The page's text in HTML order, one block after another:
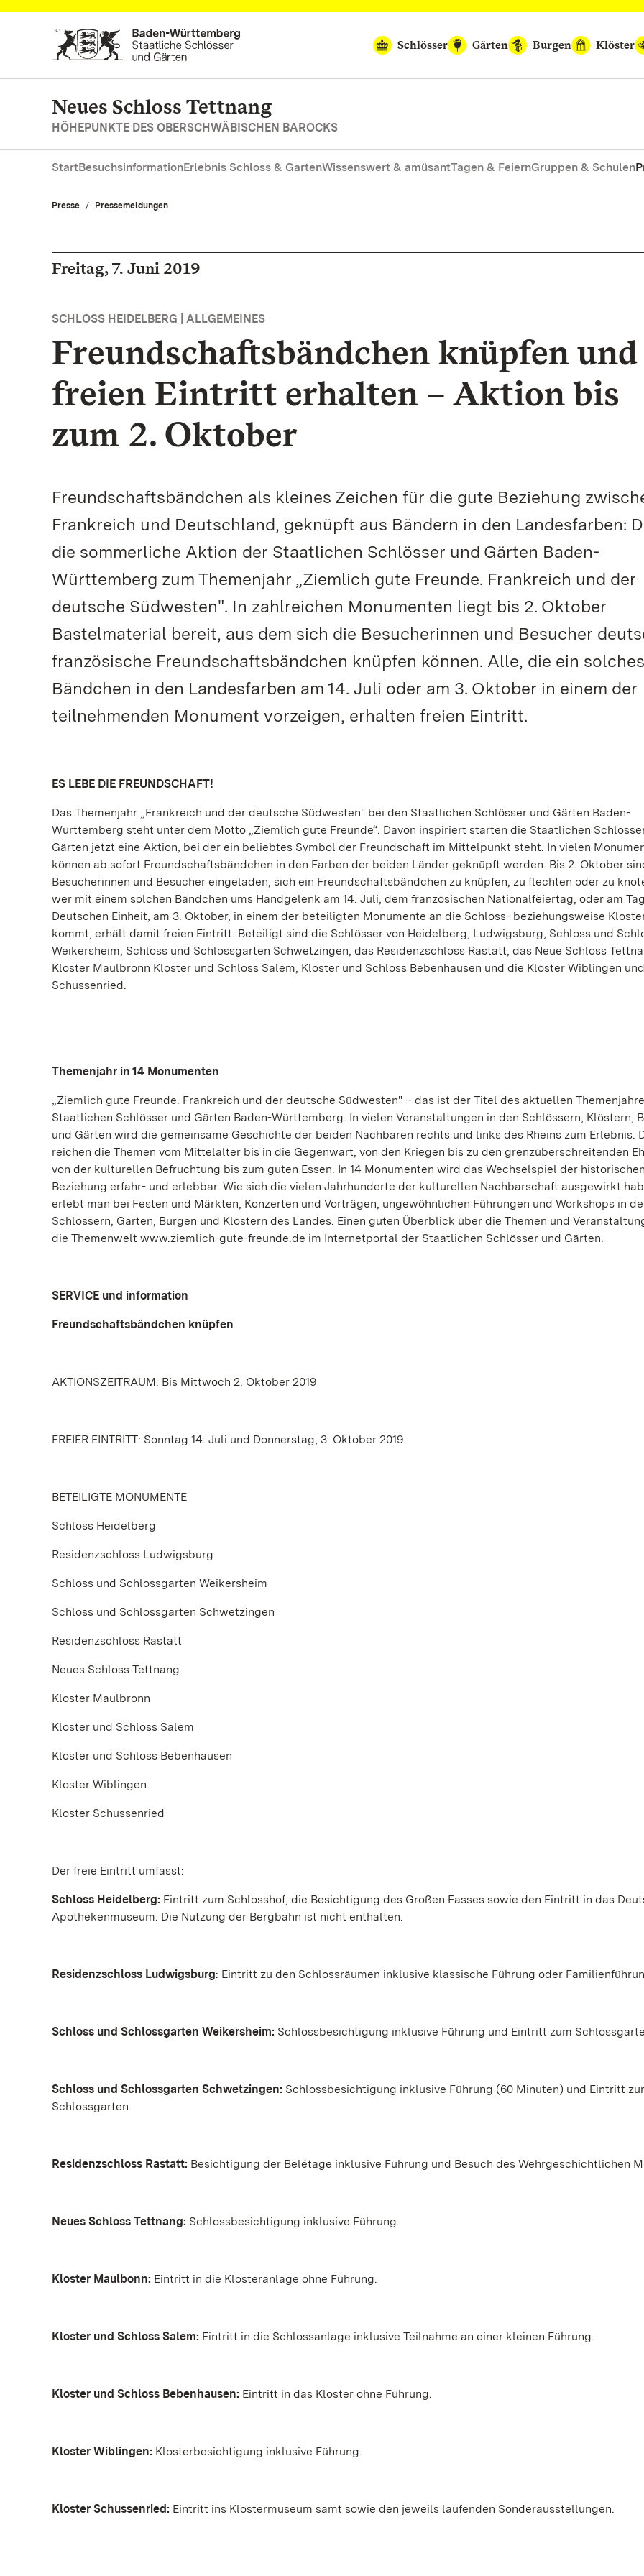
Zum Hauptinhalt springen
Schlösser
Gärten Burgen Klöster
Neues Schloss Tettnang
HÖHEPUNKTE DES OBERSCHWÄBISCHEN BAROCKS
StartBesuchsinformationErlebnis Schloss & GartenWissenswert & amüsantTagen & FeiernGruppen & Schulen
Presse Pressemeldungen
Freitag, 7. Juni 2019
SCHLOSS HEIDELBERG | ALLGEMEINES
Freundschaftsbändchen knüpfen und
freien Eintritt erhalten – Aktion bis
zum 2. Oktober
Freundschaftsbändchen als kleines Zeichen für die gute Beziehung
Frankreich und Deutschland, geknüpft aus Bändern in den Landesfarben:
die sommerliche Aktion der Staatlichen Schlösser und Gärten Baden-
Württemberg zum Themenjahr „Ziemlich gute Freunde. Frankreich und der
deutsche Südwesten". In zahlreichen Monumenten liegt bis 2. Oktober
Bastelmaterial bereit, aus dem sich die Besucherinnen und Besucher
französische Freundschaftsbändchen knüpfen können. Alle, die ein solches
Bändchen in den Landesfarben am 14. Juli oder am 3. Oktober in einem der
teilnehmenden Monument vorzeigen, erhalten freien Eintritt.
ES LEBE DIE FREUNDSCHAFT!
Das Themenjahr „Frankreich und der deutsche Südwesten" bei den Staatlichen Schlösser und Gärten Baden-
Württemberg steht unter dem Motto „Ziemlich gute Freunde“. Davon inspiriert starten die Staatlichen
Gärten jetzt eine Aktion, bei der ein beliebtes Symbol der Freundschaft im Mittelpunkt steht. In vielen
können ab sofort Freundschaftsbändchen in den Farben der beiden Länder geknüpft werden. Bis 2. Oktober
Besucherinnen und Besucher eingeladen, sich ein Freundschaftsbändchen zu knüpfen, zu flechten oder zu
wer mit einem solchen Bändchen ums Handgelenk am 14. Juli, dem französischen Nationalfeiertag, oder am
Deutschen Einheit, am 3. Oktober, in einem der beteiligten Monumente an die Schloss- beziehungsweise
kommt, erhält damit freien Eintritt. Beteiligt sind die Schlösser von Heidelberg, Ludwigsburg, Schloss und
Weikersheim, Schloss und Schlossgarten Schwetzingen, das Residenzschloss Rastatt, das Neue Schloss
Kloster Maulbronn Kloster und Schloss Salem, Kloster und Schloss Bebenhausen und die Klöster Wiblingen und
Schussenried.
Themenjahr in 14 Monumenten
„Ziemlich gute Freunde. Frankreich und der deutsche Südwesten" – das ist der Titel des aktuellen
Staatlichen Schlösser und Gärten Baden-Württemberg. In vielen Veranstaltungen in den Schlössern, Klöstern,
und Gärten wird die gemeinsame Geschichte der beiden Nachbaren rechts und links des Rheins zum Erlebnis.
reichen die Themen vom Mittelalter bis in die Gegenwart, von den Kriegen bis zu den grenzüberschreitenden
von der kulturellen Befruchtung bis zum guten Essen. In 14 Monumenten wird das Wechselspiel der historischen
Beziehung erfahr- und erlebbar. Wie sich die vielen Jahrhunderte der kulturellen Nachbarschaft ausgewirkt
erlebt man bei Festen und Märkten, Konzerten und Vorträgen, ungewöhnlichen Führungen und Workshops in
Schlössern, Gärten, Burgen und Klöstern des Landes. Einen guten Überblick über die Themen und
die Themenwelt www.ziemlich-gute-freunde.de im Internetportal der Staatlichen Schlösser und Gärten.
SERVICE und information
Freundschaftsbändchen knüpfen
AKTIONSZEITRAUM: Bis Mittwoch 2. Oktober 2019
FREIER EINTRITT: Sonntag 14. Juli und Donnerstag, 3. Oktober 2019
BETEILIGTE MONUMENTE
Schloss Heidelberg
Residenzschloss Ludwigsburg
Schloss und Schlossgarten Weikersheim
Schloss und Schlossgarten Schwetzingen
Residenzschloss Rastatt
Neues Schloss Tettnang
Kloster Maulbronn
Kloster und Schloss Salem
Kloster und Schloss Bebenhausen
Kloster Wiblingen
Kloster Schussenried
Der freie Eintritt umfasst:
Schloss Heidelberg: Eintritt zum Schlosshof, die Besichtigung des Großen Fasses sowie den Eintritt in das
Apothekenmuseum. Die Nutzung der Bergbahn ist nicht enthalten.
Residenzschloss Ludwigsburg: Eintritt zu den Schlossräumen inklusive klassische Führung oder
Schloss und Schlossgarten Weikersheim: Schlossbesichtigung inklusive Führung und Eintritt zum
Schloss und Schlossgarten Schwetzingen: Schlossbesichtigung inklusive Führung (60 Minuten) und Eintritt
Schlossgarten.
Residenzschloss Rastatt: Besichtigung der Belétage inklusive Führung und Besuch des Wehrgeschichtlichen
Neues Schloss Tettnang: Schlossbesichtigung inklusive Führung.
Kloster Maulbonn: Eintritt in die Klosteranlage ohne Führung.
Kloster und Schloss Salem: Eintritt in die Schlossanlage inklusive Teilnahme an einer kleinen Führung.
Kloster und Schloss Bebenhausen: Eintritt in das Kloster ohne Führung.
Kloster Wiblingen: Klosterbesichtigung inklusive Führung.
Kloster Schussenried: Eintritt ins Klostermuseum samt sowie den jeweils laufenden Sonderausstellungen.